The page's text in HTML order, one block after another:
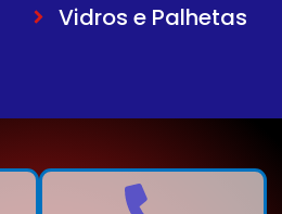
Vidros e Palhetas